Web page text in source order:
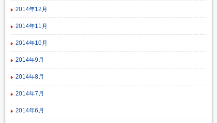
2014年12月
2014年11月
2014年10月
2014年9月
2014年8月
2014年7月
2014年6月